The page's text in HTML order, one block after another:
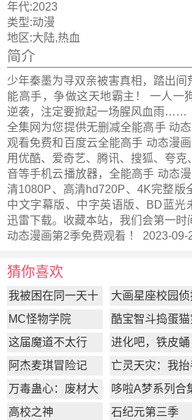
年代:2023
类型:动漫
地区:大陆,热血
简介
少年秦墨为寻双亲被害真相，踏出间
能高手，争做这天地霸主！ 一人一
逆袭，注定要掀起一场腥风血雨……
全集网为您提供无删减全能高手 动
观看免费和百度云全能高手 动态漫
用优酷、爱奇艺、腾讯、搜狐、夸克
音等手机云播放器，全能高手 动态
清1080P、高清hd720P、4K完整版
中文字幕版、中字英语版、BD蓝光
迅雷下载。收藏本站，我们会第一时
动态漫画第2季免费观看 ！ 2023-09-
猜你喜欢
我被困在同一天十
万年
大画星座校园侦
第2季
MC怪物学院
酷宝智斗捣蛋猫
1季
这届魔道不太行 进化吧，铁皮蛹
阿杰麦琪冒险记
亡灵天灾：我抬
百万骨海
万毒蛊心：废材大
小姐杀疯了
哆啦A梦系列合
高校之神 石纪元第三季